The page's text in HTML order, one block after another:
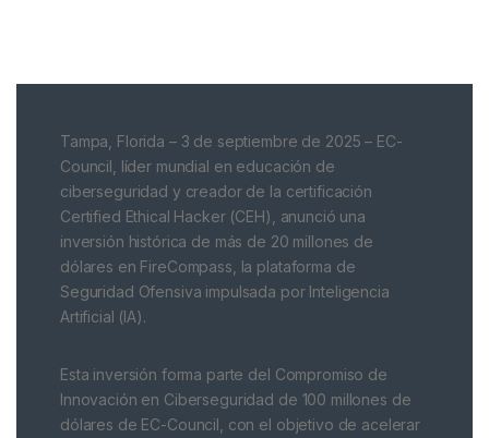
Tampa, Florida – 3 de septiembre de 2025 – EC-
Council, líder mundial en educación de
ciberseguridad y creador de la certificación
Certified Ethical Hacker (CEH), anunció una
inversión histórica de más de 20 millones de
dólares en FireCompass, la plataforma de
Seguridad Ofensiva impulsada por Inteligencia
Artificial (IA).
Esta inversión forma parte del Compromiso de
Innovación en Ciberseguridad de 100 millones de
dólares de EC-Council, con el objetivo de acelerar